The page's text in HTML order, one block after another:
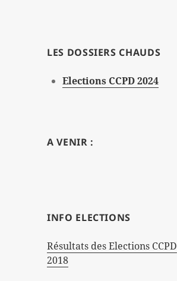
LES DOSSIERS CHAUDS
Elections CCPD 2024
A VENIR :
INFO ELECTIONS
Résultats des Elections CCPD
2018